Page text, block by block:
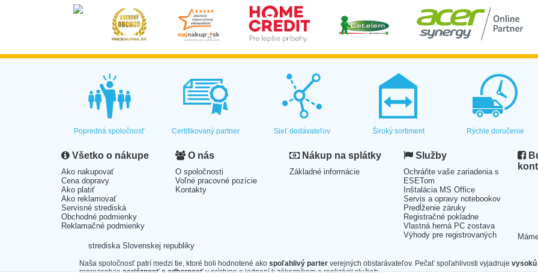
Popredná spoločnosť Certifikovaný partner Sieť dodávateľov Široký sortiment Rýchle doručenie
Všetko o nákupe
Ako nakupovať
Cena dopravy
Ako platiť
Ako reklamovať
Servisné strediská
Obchodné podmienky
Reklamačné podmienky
O nás
O spoločnosti
Voľné pracovné pozície
Kontakty
Nákup na splátky
Základné informácie
Služby
Ochráňte vaše zariadenia s
ESETom
Inštalácia MS Office
Servis a opravy notebookov
Predĺženie záruky
Registračné pokladne
Vlastná herná PC zostava
Výhody pre registrovaných
strediska Slovenskej republiky
Naša spoločnosť patrí medzi tie, ktoré boli hodnotené ako spoľahlivý parter verejných obstarávateľov. Pečať spoľahlivosti vyjadruje